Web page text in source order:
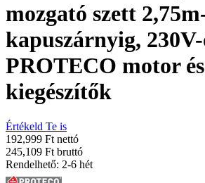
mozgató szett
kapuszárnyig,
PROTECO motor és
kiegészítők
Értékeld Te is
192,999 Ft nettó
245,109 Ft bruttó
Rendelhető: 2-6 hét